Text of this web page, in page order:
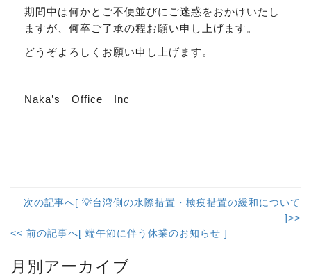
期間中は何かとご不便並びにご迷惑をおかけいたし
ますが、何卒ご了承の程お願い申し上げます。
どうぞよろしくお願い申し上げます。
Naka’s Office Inc
次の記事へ[ 💡台湾側の水際措置・検疫措置の緩和について
]>>
<< 前の記事へ[ 端午節に伴う休業のお知らせ ]
月別アーカイブ